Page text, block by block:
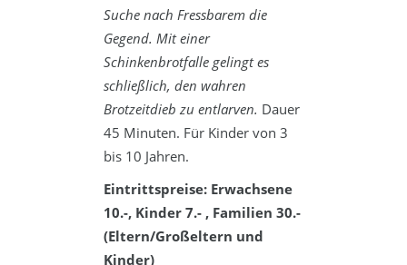
Suche nach Fressbarem die
Gegend. Mit einer
Schinkenbrotfalle gelingt es
schließlich, den wahren
Brotzeitdieb zu entlarven. Dauer
45 Minuten. Für Kinder von 3
bis 10 Jahren.
Eintrittspreise: Erwachsene
10.-, Kinder 7.- , Familien 30.-
(Eltern/Großeltern und
Kinder)